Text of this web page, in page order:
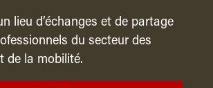
lieu d’échanges et de partage
du secteur des
de la mobilité.